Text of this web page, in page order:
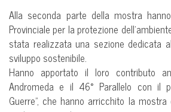
Alla seconda parte della mostra
Provinciale per la protezione
stata realizzata una sezione dedicata
sviluppo sostenibile.
Hanno apportato il loro contributo
Andromeda e il 46° Parallelo con il
Guerre”, che hanno arricchito la